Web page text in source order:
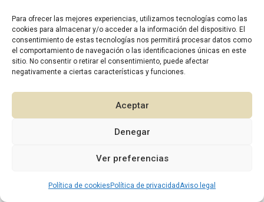
Para ofrecer las mejores experiencias, utilizamos tecnologías como las
cookies para almacenar y/o acceder a la información del dispositivo. El
consentimiento de estas tecnologías nos permitirá procesar datos como
el comportamiento de navegación o las identificaciones únicas en este
sitio. No consentir o retirar el consentimiento, puede afectar
negativamente a ciertas características y funciones.
Aceptar
Denegar
Ver preferencias
Política de cookies Política de privacidadAviso legal